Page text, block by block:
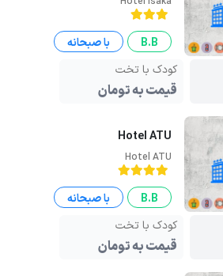
B.B
با صبحانه
کودک با تخت
قیمت به تومان
Hotel ATU
Hotel ATU
B.B
با صبحانه
کودک با تخت
قیمت به تومان